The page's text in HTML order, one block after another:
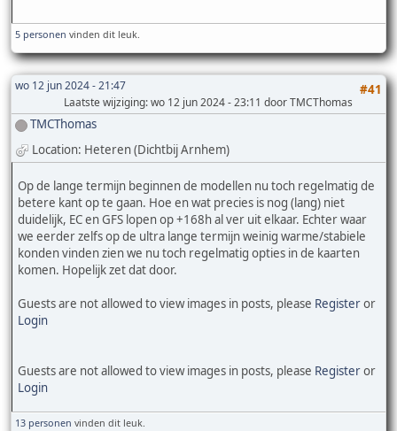
5 personen vinden dit leuk.
wo 12 jun 2024 - 21:47 #41
Laatste wijziging: wo 12 jun 2024 - 23:11 door TMCThomas
TMCThomas
Location: Heteren (Dichtbij Arnhem)
Op de lange termijn beginnen de modellen nu toch regelmatig de
betere kant op te gaan. Hoe en wat precies is nog (lang) niet
duidelijk, EC en GFS lopen op +168h al ver uit elkaar. Echter waar
we eerder zelfs op de ultra lange termijn weinig warme/stabiele
konden vinden zien we nu toch regelmatig opties in de kaarten
komen. Hopelijk zet dat door.
Guests are not allowed to view images in posts, please Registeror
Login
Guests are not allowed to view images in posts, please Registeror
Login
13 personen vinden dit leuk.